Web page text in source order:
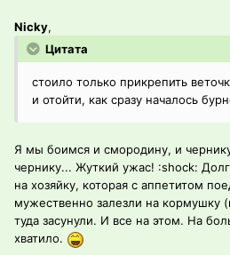
Nicky,
Цитата
стоило только прикрепить
и отойти, как сразу началось
Я мы боимся и смородину, и
чернику... Жуткий ужас! :shock:
на хозяйку, которая с аппетитом
мужественно залезли на кормушку
туда засунули. И все на этом. На
хватило.